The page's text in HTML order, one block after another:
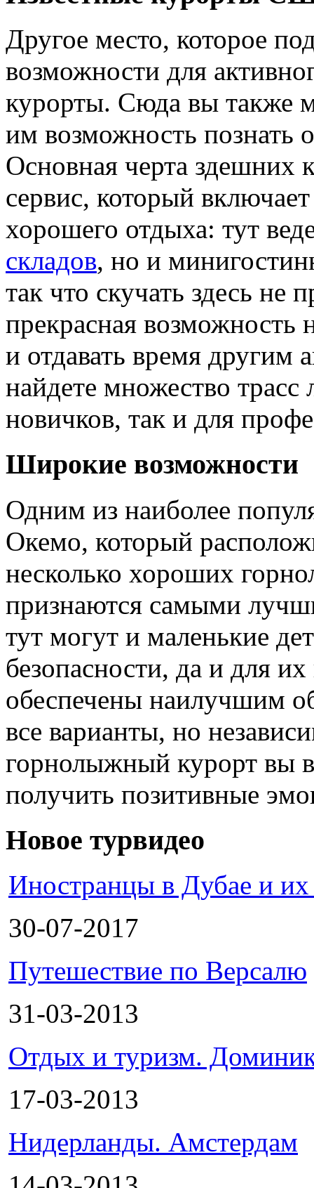
Другое место, которое
возможности для
курорты. Сюда вы также
им возможность познать
Основная черта здешних
сервис, который
хорошего отдыха: тут
складов, но и
так что скучать здесь не
прекрасная возможность
и отдавать время
найдете множество
новичков, так и для
Широкие возможности
Одним из наиболее
Oкемо, который
несколько хороших
признаются самыми
тут могут и маленькие
безопасности, да и для
обеспечены наилучшим
все варианты, но
горнолыжный курорт вы
получить позитивные
Новое турвидео
Иностранцы в Дубае и их
30-07-2017
Путешествие по Версалю
31-03-2013
Отдых и туризм.
17-03-2013
Нидерланды. Амстердам